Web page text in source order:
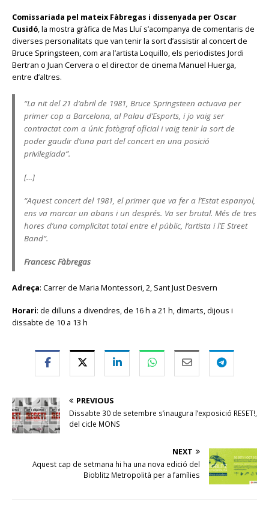
Comissariada pel mateix Fàbregas i dissenyada per Oscar
Cusidó, la mostra gràfica de Mas Lluí s’acompanya de comentaris de
diverses personalitats que van tenir la sort d’assistir al concert de
Bruce Springsteen, com ara l’artista Loquillo, els periodistes Jordi
Bertran o Juan Cervera o el director de cinema Manuel Huerga,
entre d’altres.
“La nit del 21 d’abril de 1981, Bruce Springsteen actuava per
primer cop a Barcelona, al Palau d’Esports, i jo vaig ser
contractat com a únic fotògraf oficial i vaig tenir la sort de
poder gaudir d’una part del concert en una posició
privilegiada”.
[…]
“Aquest concert del 1981, el primer que va fer a l’Estat espanyol,
ens va marcar un abans i un després. Va ser brutal. Més de tres
hores d’una complicitat total entre el públic, l’artista i l’E Street
Band”.
Francesc Fàbregas
Adreça: Carrer de Maria Montessori, 2, Sant Just Desvern
Horari: de dilluns a divendres, de 16 h a 21 h, dimarts, dijous i
dissabte de 10 a 13 h
PREVIOUS
Dissabte 30 de setembre s’inaugura l’exposició RESET!,
del cicle MONS
NEXT
Aquest cap de setmana hi ha una nova edició del
Bioblitz Metropolità per a famílies